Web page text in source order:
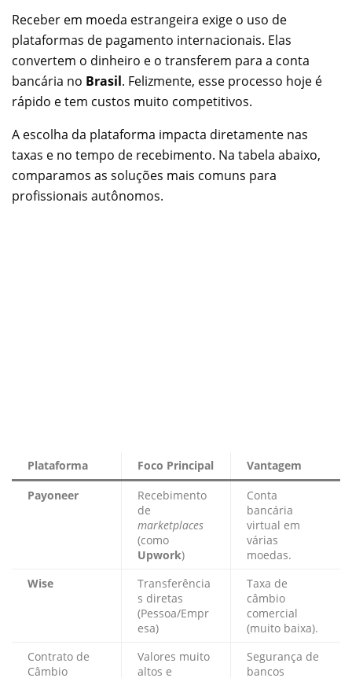
Receber em moeda estrangeira exige o uso de
plataformas de pagamento internacionais. Elas
convertem o dinheiro e o transferem para a conta
bancária no Brasil. Felizmente, esse processo hoje é
rápido e tem custos muito competitivos.
A escolha da plataforma impacta diretamente nas
taxas e no tempo de recebimento. Na tabela abaixo,
comparamos as soluções mais comuns para
profissionais autônomos.
Plataforma Foco Principal
Vantagem
Payoneer
Recebimento
de
marketplaces
(como
Upwork)
Conta
bancária
virtual em
várias
moedas.
Wise
Transferência
s diretas
(Pessoa/Empr
esa)
Taxa de
câmbio
comercial
(muito baixa).
Contrato de
Câmbio
Valores muito
altos e
Segurança de
bancos